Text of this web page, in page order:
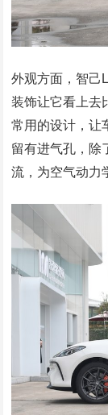
外观方面，智己
装饰让它看上去
常用的设计，让
留有进气孔，除
流，为空气动力